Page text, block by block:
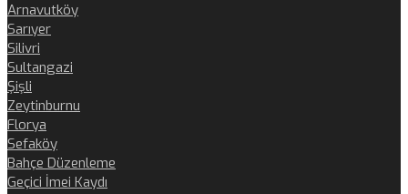
Arnavutköy
Sarıyer
Silivri
Sultangazi
Şişli
Zeytinburnu
Florya
Sefaköy
Bahçe Düzenleme
Geçici İmei Kaydı